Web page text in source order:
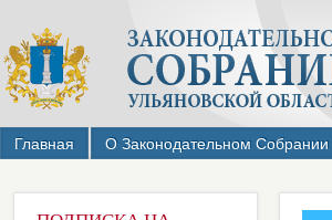
Главная О Законодательном Собрании